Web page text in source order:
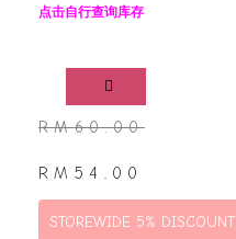
点击自行查询库存
RM60.00
RM 54.00
STOREWIDE 5% DISCOUNT